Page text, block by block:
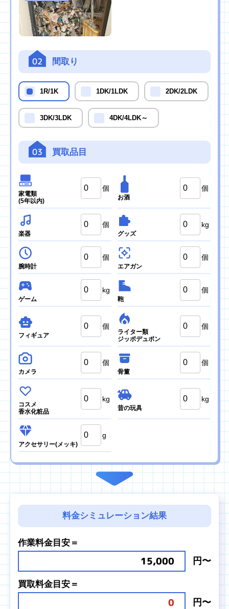
02 間取り
1R/1K 1DK/1LDK 2DK/2LDK
3DK/3LDK 4DK/4LDK～
03 買取品目
家電類
(5年以内)
個
お酒
個
楽器
個
グッズ
kg
腕時計
個
エアガン
個
ゲーム
kg
鞄
個
フィギュア
個
ライター類
ジッポデュポン
個
カメラ
個
骨董
個
コスメ
香水化粧品
kg
昔の玩具
kg
アクセサリー(メッキ)
g
料金シミュレーション結果
作業料金目安＝
15,000 円〜
買取料金目安＝
0 円〜